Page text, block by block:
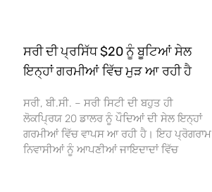
ਸਰੀ ਦੀ ਪ੍ਰਸਿੱਧ $20 ਨੂੰ ਬੂਟਿਆਂ ਸੇਲ
ਇਨ੍ਹਾਂ ਗਰਮੀਆਂ ਵਿੱਚ ਮੁੜ ਆ ਰਹੀ ਹੈ
ਸਰੀ, ਬੀ.ਸੀ. – ਸਰੀ ਸਿਟੀ ਦੀ ਬਹੁਤ ਹੀ
ਲੋਕਪ੍ਰਿਯ 20 ਡਾਲਰ ਨੂੰ ਪੌਦਿਆਂ ਦੀ ਸੇਲ ਇਨ੍ਹਾਂ
ਗਰਮੀਆਂ ਵਿੱਚ ਵਾਪਸ ਆ ਰਹੀ ਹੈ। ਇਹ ਪ੍ਰੋਗਰਾਮ
ਨਿਵਾਸੀਆਂ ਨੂੰ ਆਪਣੀਆਂ ਜਾਇਦਾਦਾਂ ਵਿੱਚ